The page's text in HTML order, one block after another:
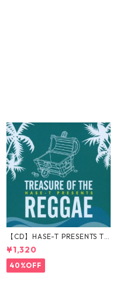
【CD】HASE-T PRESENTS TR
EASURE OF THE REGGAE
¥1,320
40%OFF